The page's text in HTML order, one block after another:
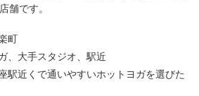
舗です。
町
、大手スタジオ、駅近
駅近くで通いやすいホットヨガを選びた